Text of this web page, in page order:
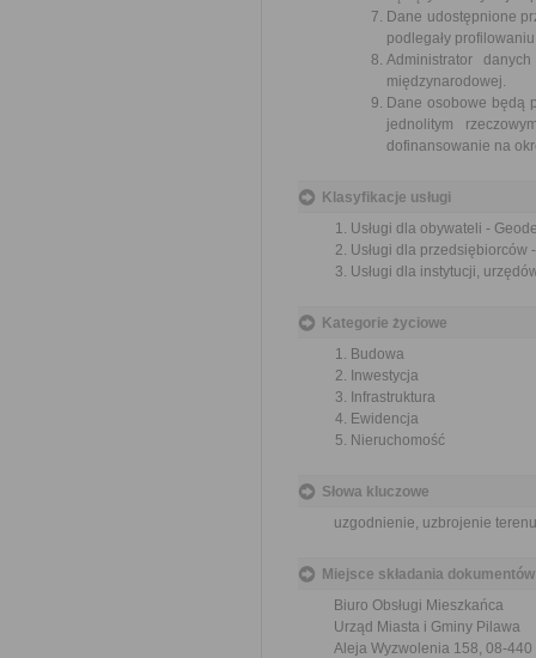
Dane udostępnione
podlegały
Administrator
międzynarodowej.
Dane osobowe będą
jednolitym
dofinansowanie na
Klasyfikacje usługi
Usługi dla obywateli -
Usługi dla
Usługi dla instytucji,
Kategorie życiowe
Budowa
Inwestycja
Infrastruktura
Ewidencja
Nieruchomość
Słowa kluczowe
uzgodnienie, uzbrojenie terenu
Miejsce składania dokumentów
Biuro Obsługi Mieszkańca
Urząd Miasta i Gminy Pilawa
Aleja Wyzwolenia 158, 08-440